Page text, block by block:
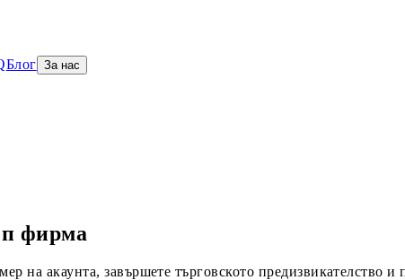
Блог За нас
фирма
на акаунта, завършете търговското предизвикателство